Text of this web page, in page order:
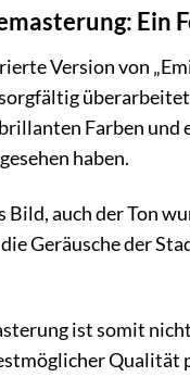
Ein
Version von
überarbeitet
Farben und
haben.
Bild, auch der Ton
Geräusche der
ist somit
Qualität